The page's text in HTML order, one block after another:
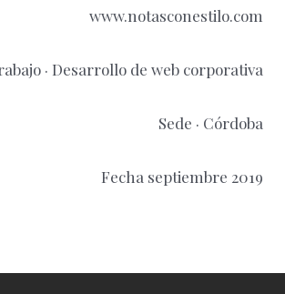
www.notasconestilo.com
· Desarrollo de web corporativa
Sede · Córdoba
Fecha septiembre 2019